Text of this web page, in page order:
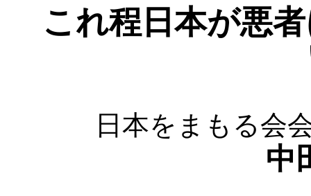
これ程日本が悪
日本をまもる会
中